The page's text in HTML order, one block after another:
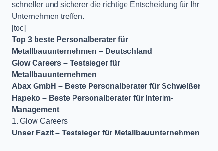
schneller und sicherer die richtige Entscheidung für Ihr
Unternehmen treffen.
[toc]
Top 3 beste Personalberater für
Metallbauunternehmen – Deutschland
Glow Careers – Testsieger für
Metallbauunternehmen
Abax GmbH – Beste Personalberater für Schweißer
Hapeko – Beste Personalberater für Interim-
Management
1. Glow Careers
Unser Fazit – Testsieger für Metallbauunternehmen